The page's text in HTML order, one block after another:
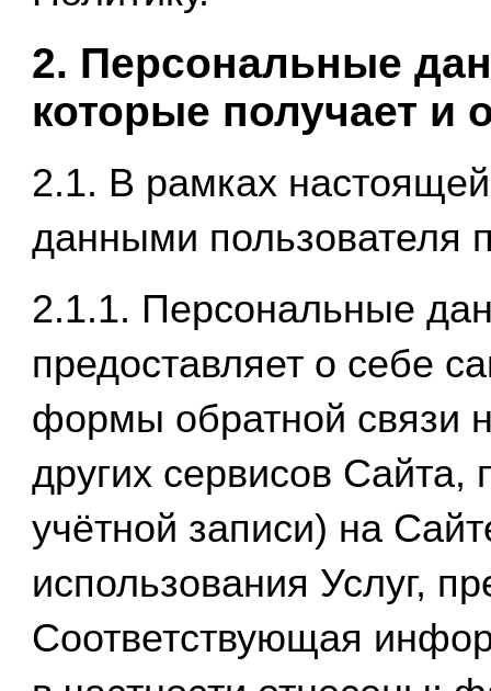
2. Персональные
которые получает и
2.1. В рамках
данными пользователя
2.1.1. Персональные
предоставляет о себе
формы обратной связи
других сервисов Сайта,
учётной записи) на
использования Услуг,
Соответствующая